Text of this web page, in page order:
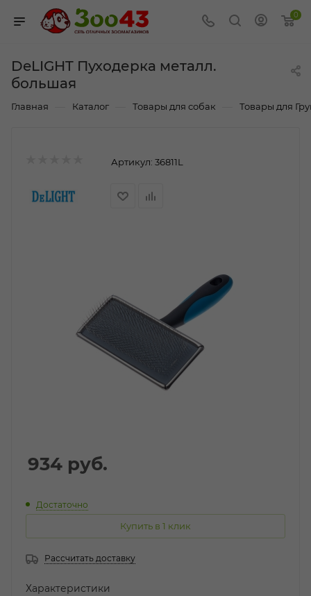
0
DeLIGHT Пуходерка металл.
большая
Главная Каталог Товары для собак Товары для
Артикул: 36811L
934 руб.
Достаточно
Купить в 1 клик
Рассчитать доставку
Характеристики